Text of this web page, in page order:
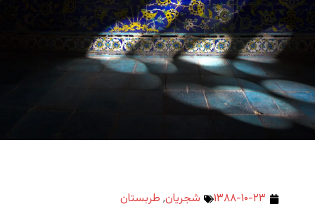
۱۳۸۸-۱۰-۲۳ شجریان, طربستان